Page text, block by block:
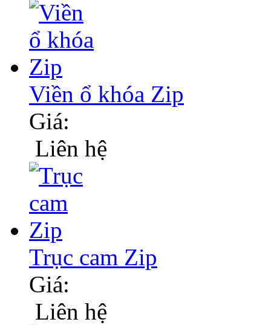
Viền ổ khóa Zip
Giá:
Liên hệ
Trục cam Zip
Giá:
Liên hệ